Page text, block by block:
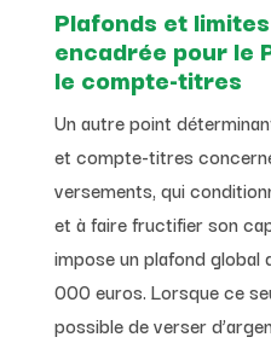
Plafonds et
encadrée pour le
le compte-titres
Un autre point
et compte-titres
versements, qui
et à faire fructifier son
impose un plafond global
000 euros. Lorsque ce
possible de verser